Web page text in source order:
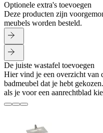
Optionele extra's toevoegen
Deze producten zijn
meubels worden besteld.
De juiste wastafel toevoegen
Hier vind je een overzicht van
badmeubel dat je hebt
als je voor een aanrechtblad